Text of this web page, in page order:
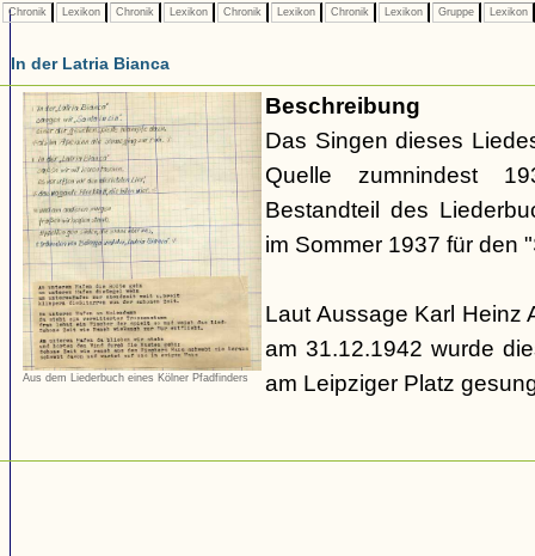
Chronik Lexikon Chronik Lexikon Chronik Lexikon Chronik Lexikon Gruppe Lexikon
In der Latria Bianca
Aus dem Liederbuch eines Kölner Pfadfinders
Beschreibung
Das Singen dieses
Quelle zumnindest
Bestandteil des
im Sommer 1937 für den
Laut Aussage Karl Heinz
am 31.12.1942 wurde
am Leipziger Platz